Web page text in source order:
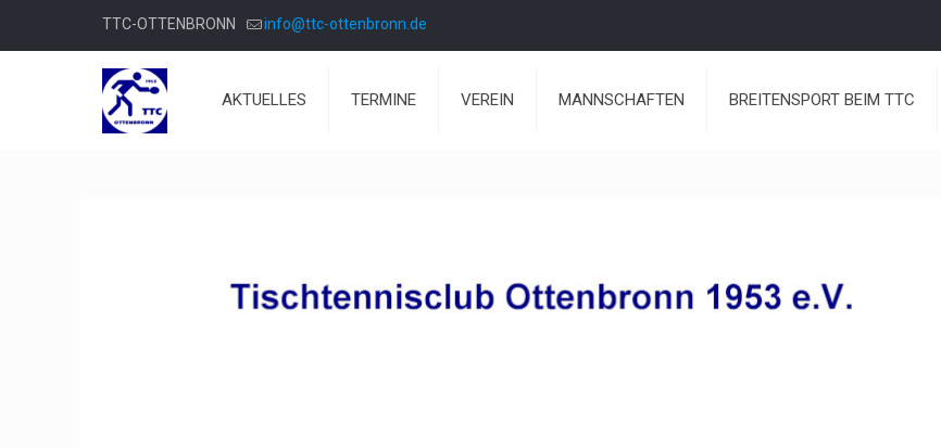
TTC-OTTENBRONN info@ttc-ottenbronn.de
AKTUELLES TERMINE VEREIN MANNSCHAFTEN BREITENSPORT BEIM TTC